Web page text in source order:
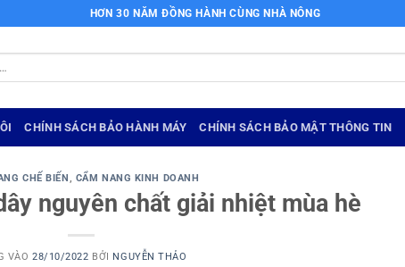
HƠN 30 NĂM ĐỒNG HÀNH CÙNG NHÀ NÔNG
CHÍNH SÁCH BẢO HÀNH MÁY CHÍNH SÁCH BẢO MẬT THÔNG TIN
CHẾ BIẾN, CẨM NANG KINH DOANH
nguyên chất giải nhiệt mùa hè
VÀO 28/10/2022 BỞI NGUYỄN THẢO